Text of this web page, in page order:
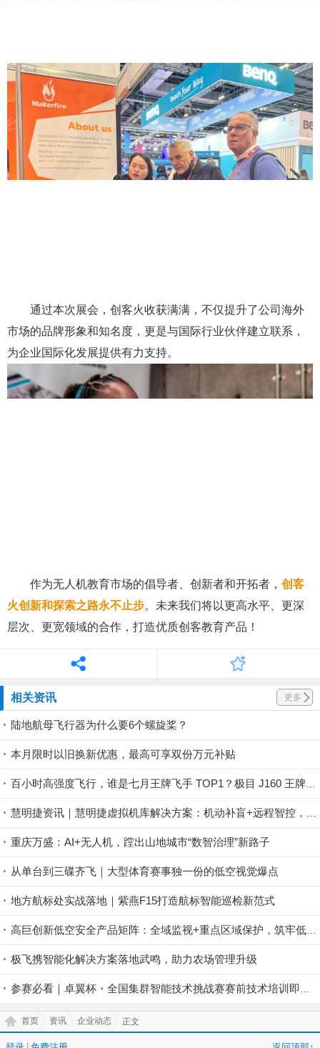
通过本次展会，创客火收获满满，不仅提升了公司海外
市场的品牌形象和知名度，更是与国际行业伙伴建立联系，
为企业国际化发展提供有力支持。
作为无人机教育市场的倡导者、创新者和开拓者， 创客
火创新和探索之路永不止步。未来我们将以更高水平、更深
层次、更宽领域的合作，打造优质创客教育产品！
相关资讯 更多
陆地航母飞行器为什么要6个螺旋桨？
本月限时以旧换新优惠，最高可享双份万元补贴
百小时高强度飞行，谁是七月王牌飞手 TOP1？极目 J160 王牌飞手第一赛段荣耀揭晓！
慧明捷资讯｜慧明捷虚拟机库解决方案：机动补盲+远程智控，筑牢山林防火安全屏障
重庆万盛：AI+无人机，蹚出山地城市“数智治理”新路子
从单台到三碟齐飞｜大型体育赛事独一份的低空视觉爆点
地方航标处实战落地｜紫燕F15打造航标智能巡检新范式
高巨创新低空安全产品矩阵：全域监视+重点区域保护，筑牢低空安全防控屏障
极飞携智能化解决方案落地武鸣，助力农场管理升级
参赛必看｜卓翼杯・全国集群智能技术挑战赛赛前技术培训即将开启！
首页 资讯 企业动态 正文